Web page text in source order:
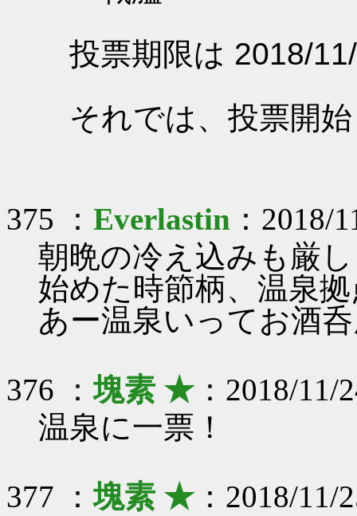
投票期限は 2018/
それでは、投票開
375 ： Everlastin ：2018/
朝晩の冷え込みも厳
始めた時節柄、温泉
あー温泉いってお酒
376 ：塊素 ★：2018/11/
温泉に一票！
377 ：塊素 ★：2018/11/